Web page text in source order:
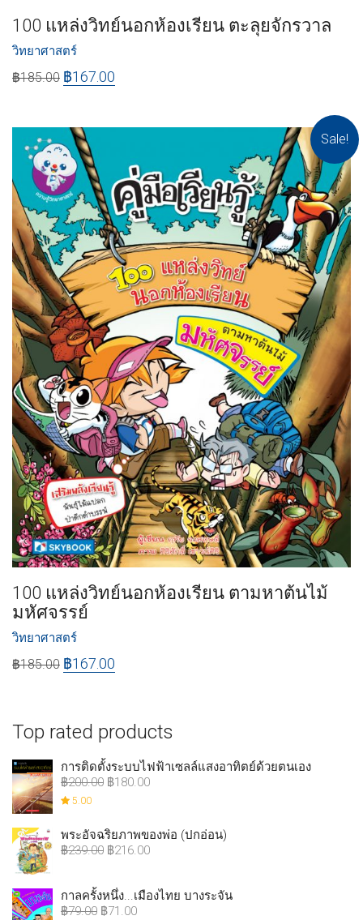
100 แหล่งวิทย์นอกห้องเรียน ตะลุยจักรวาล
วิทยาศาสตร์
฿185.00 ฿167.00
Sale!
100 แหล่งวิทย์นอกห้องเรียน ตามหาต้นไม้
มหัศจรรย์
วิทยาศาสตร์
฿185.00 ฿167.00
Top rated products
การติดตั้งระบบไฟฟ้าเซลล์แสงอาทิตย์ด้วยตนเอง
฿200.00 ฿180.00
5.00
พระอัจฉริยภาพของพ่อ (ปกอ่อน)
฿239.00 ฿216.00
กาลครั้งหนึ่ง...เมืองไทย บางระจัน
฿79.00 ฿71.00